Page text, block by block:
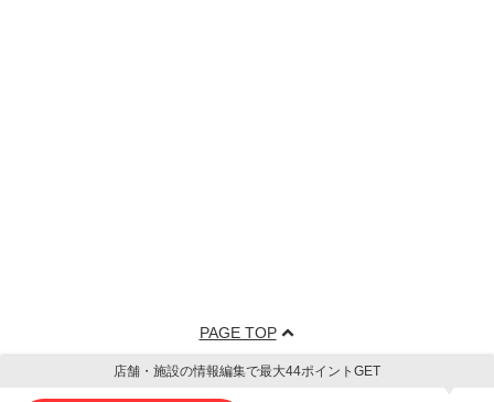
PAGE TOP
店舗・施設の情報編集で最大44ポイントGET